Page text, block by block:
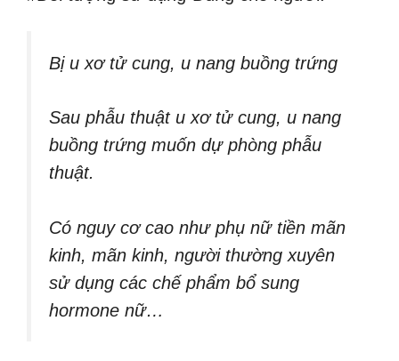
Bị u xơ tử cung, u nang buồng trứng
Sau phẫu thuật u xơ tử cung, u nang
buồng trứng muốn dự phòng phẫu
thuật.
Có nguy cơ cao như phụ nữ tiền mãn
kinh, mãn kinh, người thường xuyên
sử dụng các chế phẩm bổ sung
hormone nữ…